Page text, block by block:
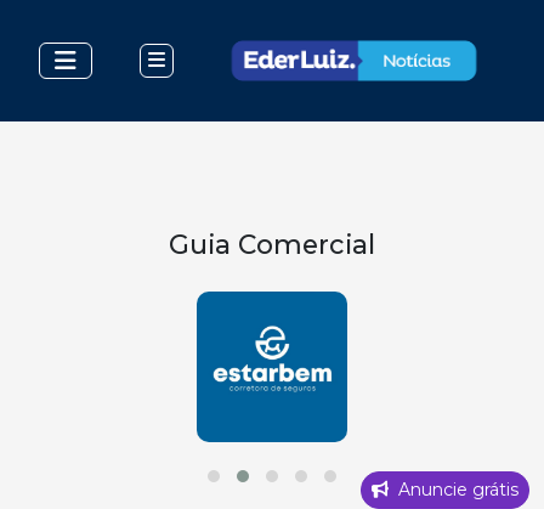
Guia Comercial
Anuncie grátis